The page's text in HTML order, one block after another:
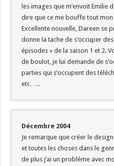
les images que m’envoit
dire que ce me bouffe tout
Excellente nouvelle, Dareen se
donne la tache de s’occuper
épisodes » de la saison 1 et 2.
de boulot, je lui demande de
parties qui s’occupent des
etc…..
Décembre 2004
Je remarque que créer le
et toutes les choses dans le
de plus j’ai un problème avec